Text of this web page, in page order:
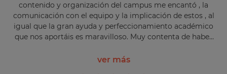
contenido y organización del campus me encantó , la
comunicación con el equipo y la implicación de estos , al
igual que la gran ayuda y perfeccionamiento académico
que nos aportáis es maravilloso. Muy contenta de haber
poder conseguir mi objetivo .Creo que aportáis en
ver más